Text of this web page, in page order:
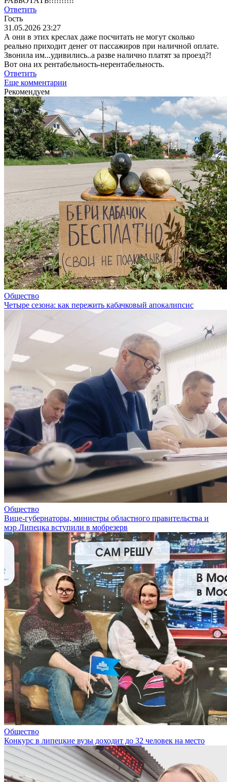
Ответить
Гость
31.05.2026 23:27
А они в этих креслах даже посчитать не могут сколько
реально приходит денег от пассажиров при наличной оплате.
Звонила им...удивились..а разве налично платят за проезд?!
Вот она их рентабельность-нерентабельность.
Ответить
Еще комментарии
Рекомендуем
Общество
Четыре сезона: как пережить кабачковый апокалипсис
Общество
Вице-губернаторы, министры областного правительства и
мэр Липецка вступили в мобрезерв
Общество
Конкурс в липецкие вузы доходит до 32 человек на место